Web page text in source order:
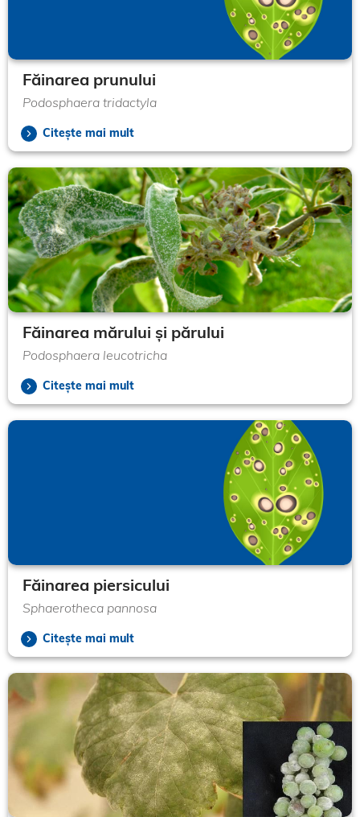
Făinarea prunului
Podosphaera tridactyla
Citește mai mult
Făinarea mărului și părului
Podosphaera leucotricha
Citește mai mult
Făinarea piersicului
Sphaerotheca pannosa
Citește mai mult